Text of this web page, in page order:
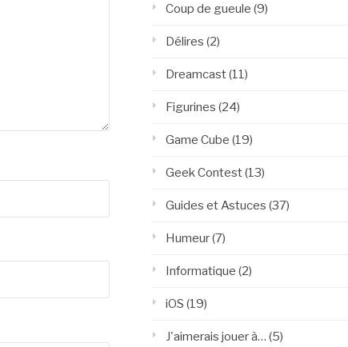
Coup de gueule (9)
Délires (2)
Dreamcast(11)
Figurines (24)
Game Cube (19)
Geek Contest(13)
Guides et Astuces (37)
Humeur(7)
Informatique (2)
iOS (19)
J'aimerais jouer à… (5)